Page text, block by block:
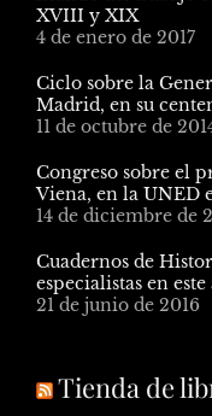
XVIII y XIX
4 de enero de 2017
Ciclo sobre la
Madrid, en su
11 de octubre de
Congreso sobre el
Viena, en la UNED
14 de diciembre de
Cuadernos de
especialistas en
21 de junio de 2016
Tienda de